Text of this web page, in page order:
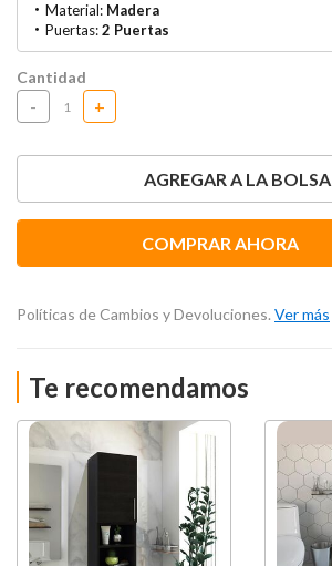
Material: Madera
Puertas:2 Puertas
Cantidad
- +
AGREGAR A LA BOLSA
COMPRAR AHORA
Políticas de Cambios y Devoluciones. Ver más
Te recomendamos